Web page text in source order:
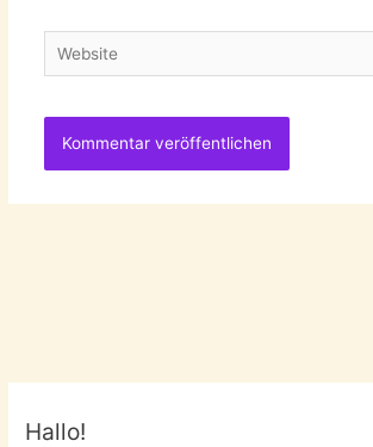
Website
Hallo!